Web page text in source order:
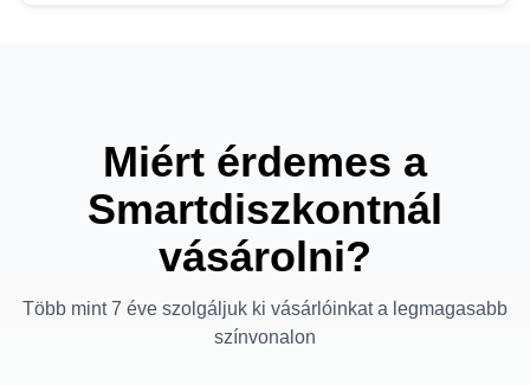
Miért érdemes a
Smartdiszkontnál
vásárolni?
Több mint 7 éve szolgáljuk ki vásárlóinkat a legmagasabb
színvonalon